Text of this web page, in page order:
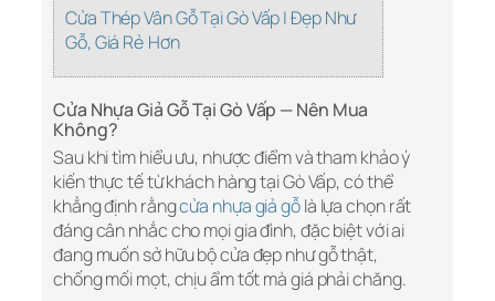
Cửa Thép Vân Gỗ Tại Gò Vấp | Đẹp Như
Gỗ, Giá Rẻ Hơn
Cửa Nhựa Giả Gỗ Tại Gò Vấp — Nên Mua
Không?
Sau khi tìm hiểu ưu, nhược điểm và tham khảo ý
kiến thực tế từ khách hàng tại Gò Vấp, có thể
khẳng định rằngcửa nhựa giả gỗlà lựa chọn rất
đáng cân nhắc cho mọi gia đình, đặc biệt với ai
đang muốn sở hữu bộ cửa đẹp như gỗ thật,
chống mối mọt, chịu ẩm tốt mà giá phải chăng.